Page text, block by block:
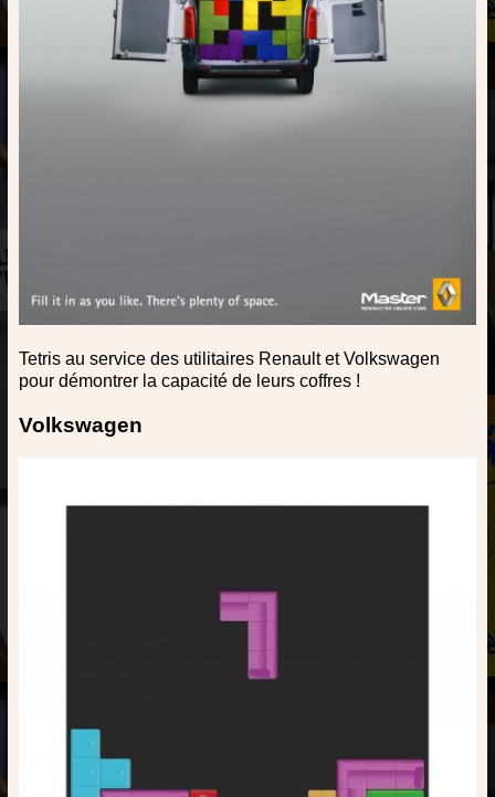
Tetris au service des utilitaires Renault et Volkswagen
pour démontrer la capacité de leurs coffres !
Volkswagen